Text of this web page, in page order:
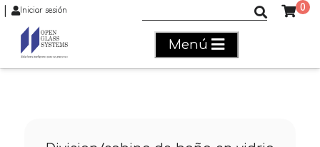
Iniciar sesión 0
Menú